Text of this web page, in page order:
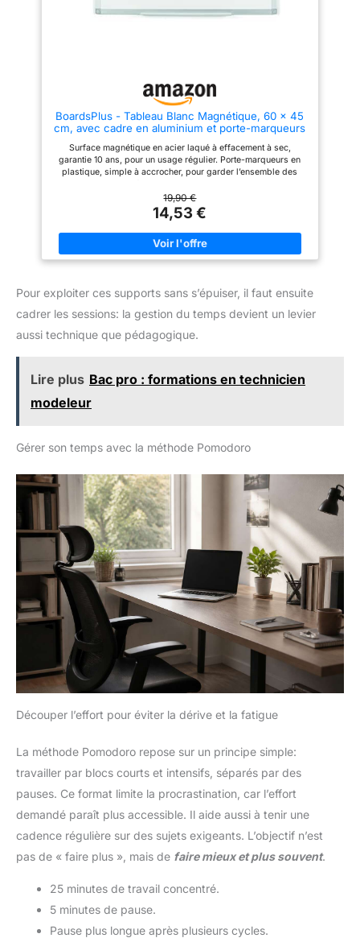
BoardsPlus - Tableau Blanc Magnétique, 60 x 45
cm, avec cadre en aluminium et porte-marqueurs
Surface magnétique en acier laqué à effacement à sec,
garantie 10 ans, pour un usage régulier. Porte-marqueurs en
plastique, simple à accrocher, pour garder l’ensemble des
nécessaires, à portée de main. Coins de tableau avec orifices
pour une meilleure fixation, une stabilité améliorée et la
possibilité de montage à l’horizontal comme à la verticale.
Protections de coins vissées, incluses pour un style
impeccable. Kit de montage au mur simple et rapide, inclus. Il
peut être monté horizontalement ou verticalement. Tableau
tableau blanc et de bureau ainsi que des aimants de tableau.
19,90 €
14,53 €
Pour exploiter ces supports sans s’épuiser, il faut ensuite
cadrer les sessions: la gestion du temps devient un levier
aussi technique que pédagogique.
Lire plus Bac pro : formations en technicien
modeleur
Gérer son temps avec la méthode Pomodoro
Découper l’effort pour éviter la dérive et la fatigue
La méthode Pomodoro repose sur un principe simple:
travailler par blocs courts et intensifs, séparés par des
pauses. Ce format limite la procrastination, car l’effort
demandé paraît plus accessible. Il aide aussi à tenir une
cadence régulière sur des sujets exigeants. L’objectif n’est
pas de « faire plus », mais de faire mieux et plus souvent.
25 minutes de travail concentré.
5 minutes de pause.
Pause plus longue après plusieurs cycles.